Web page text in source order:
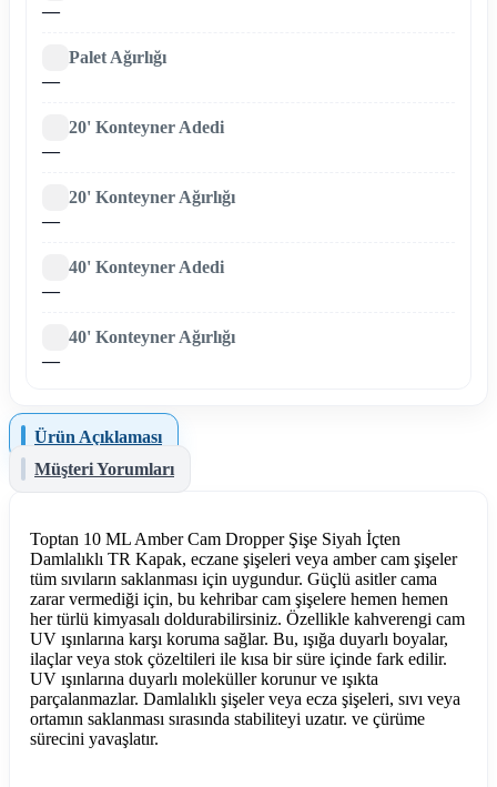
—
Palet Ağırlığı
—
20' Konteyner Adedi
—
20' Konteyner Ağırlığı
—
40' Konteyner Adedi
—
40' Konteyner Ağırlığı
—
Ürün Açıklaması
Müşteri Yorumları
Toptan 10 ML Amber Cam Dropper Şişe Siyah İçten
Damlalıklı TR Kapak, eczane şişeleri veya amber cam şişeler
tüm sıvıların saklanması için uygundur. Güçlü asitler cama
zarar vermediği için, bu kehribar cam şişelere hemen hemen
her türlü kimyasalı doldurabilirsiniz. Özellikle kahverengi cam
UV ışınlarına karşı koruma sağlar. Bu, ışığa duyarlı boyalar,
ilaçlar veya stok çözeltileri ile kısa bir süre içinde fark edilir.
UV ışınlarına duyarlı moleküller korunur ve ışıkta
parçalanmazlar. Damlalıklı şişeler veya ecza şişeleri, sıvı veya
ortamın saklanması sırasında stabiliteyi uzatır. ve çürüme
sürecini yavaşlatır.